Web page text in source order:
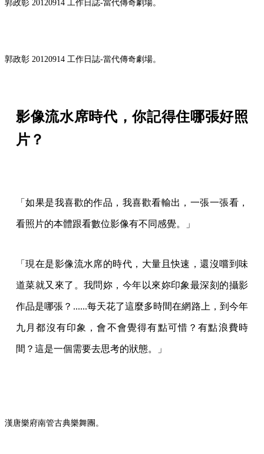
郭政彰 20120914 工作日誌-當代傳奇劇場。
郭政彰 20120914 工作日誌-當代傳奇劇場。
影像流水席時代，你記得住哪張好照
片？
「如果是我喜歡的作品，我喜歡看輸出，一張一張看，
看照片的本體跟看數位影像有不同感覺。」
「現在是影像流水席的時代，大量且快速，還沒嚐到味
道菜就又來了。我問妳，今年以來妳印象最深刻的攝影
作品是哪張？......每天花了這麼多時間在網路上，到今年
九月都沒有印象，會不會覺得有點可惜？有點浪費時
間？這是一個需要去思考的狀態。」
漢唐樂府南管古典樂舞團。